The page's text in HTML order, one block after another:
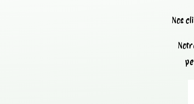
Nos